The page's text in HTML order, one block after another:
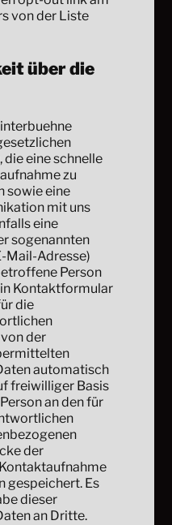
von der Liste
über die
eine schnelle
zu
sowie eine
mit uns
eine
sogenannten
Mail-Adresse)
Person
Kontaktformular
die
der
automatisch
freiwilliger Basis
an den für
der
gespeichert. Es
dieser
an Dritte.